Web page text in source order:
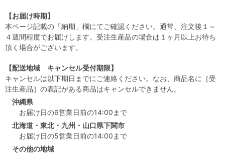
【お届け時期】
本ページ記載の「納期」欄にてご確認ください。通常、注文後１～
４週間程度でお届けします。受注生産品の場合は１ヶ月以上お待ち
頂く場合がございます。
【配送地域 キャンセル受付期限】
キャンセルは以下期日までにご連絡ください。なお、商品名に［受
注生産品］の表記がある商品はキャンセルできません。
沖縄県
お届け日の6営業日前の14:00まで
北海道・東北・九州・山口県下関市
お届け日の5営業日前の14:00まで
その他の地域